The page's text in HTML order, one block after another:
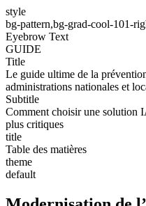
style
bg-pattern,bg-grad-cool-101-
Eyebrow Text
GUIDE
Title
Le guide ultime de la
administrations nationales et
Subtitle
Comment choisir une solution
plus critiques
title
Table des matières
theme
default